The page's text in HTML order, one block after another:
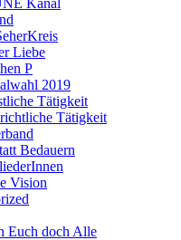
Liebe
P
2019
Tätigkeit
Tätigkeit
Bedauern
Vision
Euch doch Alle